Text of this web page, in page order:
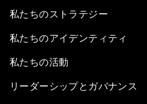
私たちのストラテジー
私たちのアイデンティティ
私たちの活動
リーダーシップとガバナンス